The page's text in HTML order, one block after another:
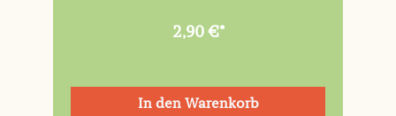
2,90 €*
In den Warenkorb